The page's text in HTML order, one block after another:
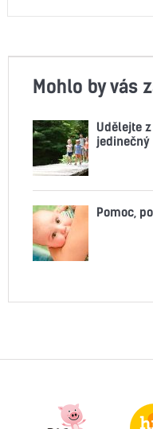
Mohlo by vás
Udělejte
Pomoc,